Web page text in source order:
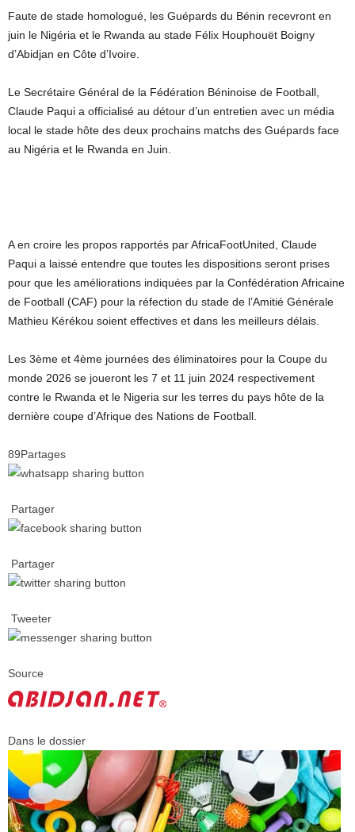
Faute de stade homologué, les Guépards du Bénin recevront en
juin le Nigéria et le Rwanda au stade Félix Houphouët Boigny
d’Abidjan en Côte d’Ivoire.
Le Secrétaire Général de la Fédération Béninoise de Football,
Claude Paqui a officialisé au détour d’un entretien avec un média
local le stade hôte des deux prochains matchs des Guépards face
au Nigéria et le Rwanda en Juin.
A en croire les propos rapportés par AfricaFootUnited, Claude
Paqui a laissé entendre que toutes les dispositions seront prises
pour que les améliorations indiquées par la Confédération Africaine
de Football (CAF) pour la réfection du stade de l’Amitié Générale
Mathieu Kérékou soient effectives et dans les meilleurs délais.
Les 3ème et 4ème journées des éliminatoires pour la Coupe du
monde 2026 se joueront les 7 et 11 juin 2024 respectivement
contre le Rwanda et le Nigeria sur les terres du pays hôte de la
dernière coupe d’Afrique des Nations de Football.
89Partages
Partager
Partager
Tweeter
Source
Dans le dossier